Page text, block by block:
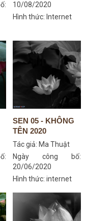
10/08/2020
Hình thức: Internet
SEN 05 - KHÔNG
TÊN 2020
Tác giả: Ma Thuật
Ngày công bố:
20/06/2020
Hình thức: internet